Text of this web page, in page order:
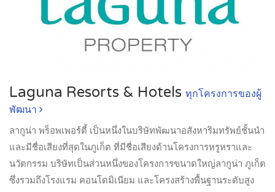
Laguna Resorts & Hotels ทุกโครงการของผู้
พัฒนา
ลากูน่า พร็อพเพอร์ตี้ เป็นหนึ่งในบริษัทพัฒนาอสังหาริมทรัพย์ชั้นนำ
และมีชื่อเสียงที่สุดในภูเก็ต ที่มีชื่อเสียงด้านโครงการหรูหราและ
นวัตกรรม บริษัทเป็นส่วนหนึ่งของโครงการขนาดใหญ่ลากูน่า ภูเก็ต
ซึ่งรวมถึงโรงแรม คอนโดมิเนียม และโครงสร้างพื้นฐานระดับสูง